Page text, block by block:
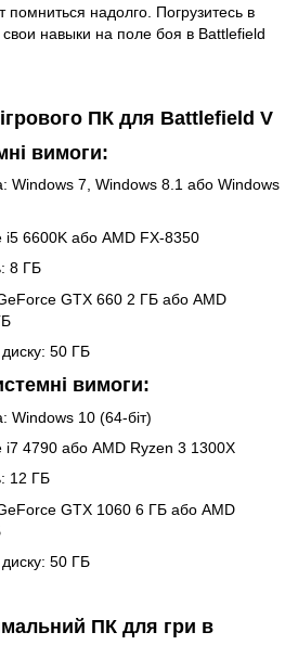
надолго. Погрузитесь в
навыки на поле боя в Battlefield
ПК для Battlefield V
вимоги:
Windows 7, Windows 8.1 або Windows
6600K або AMD FX-8350
8 ГБ
GTX 660 2 ГБ або AMD
50 ГБ
вимоги:
Windows 10 (64-біт)
4790 або AMD Ryzen 3 1300X
12 ГБ
GTX 1060 6 ГБ або AMD
50 ГБ
ПК для гри в